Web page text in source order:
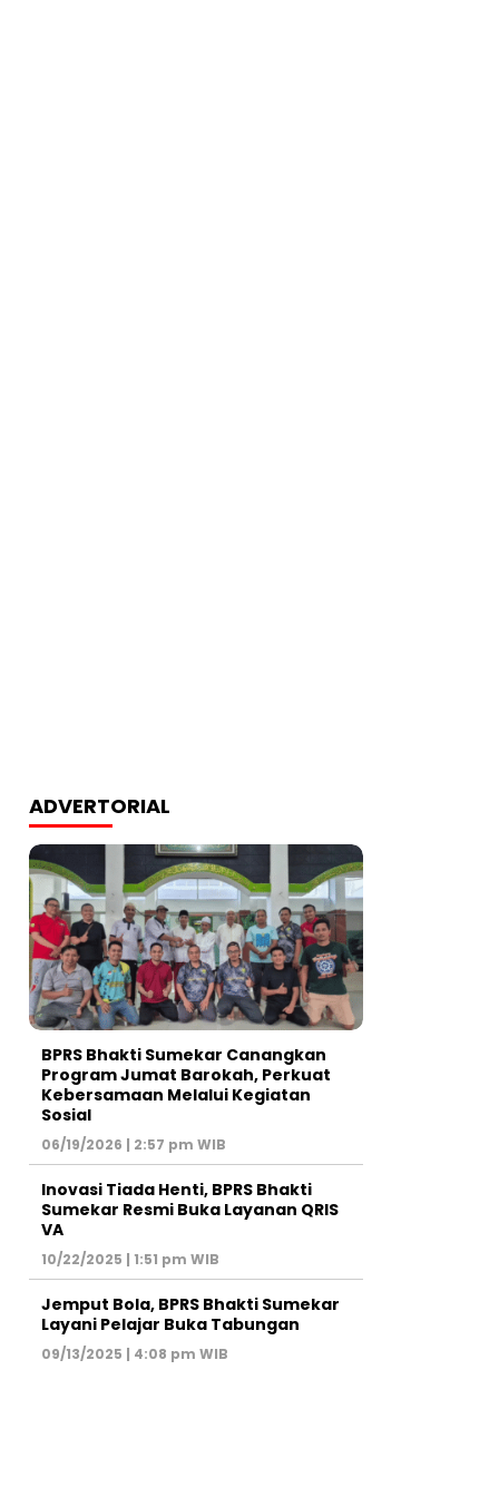
ADVERTORIAL
BPRS Bhakti Sumekar Canangkan
Program Jumat Barokah, Perkuat
Kebersamaan Melalui Kegiatan
Sosial
06/19/2026 | 2:57 pm WIB
Inovasi Tiada Henti, BPRS Bhakti
Sumekar Resmi Buka Layanan QRIS
VA
10/22/2025 | 1:51 pm WIB
Jemput Bola, BPRS Bhakti Sumekar
Layani Pelajar Buka Tabungan
09/13/2025 | 4:08 pm WIB